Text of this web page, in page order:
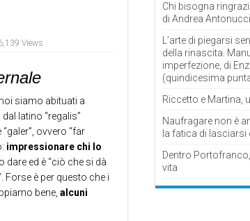
Views
siamo abituati a
latino “regalis”
ovvero “far
impressionare chi lo
dare ed è “ciò che si dà
Forse è per questo che i
bene, alcuni
Chi bisogna
di Andrea
L’arte di piegarsi
della rinascita.
imperfezione, di
(quindicesima
Riccetto e Martina,
Naufragare non è
la fatica di
Dentro
vita